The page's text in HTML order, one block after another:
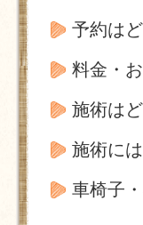
予約は
料金・
施術
施術に
車椅子